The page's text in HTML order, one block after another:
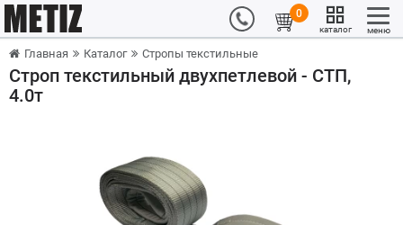
0
каталог меню
Главная Каталог Стропы текстильные
Строп текстильный двухпетлевой - СТП,
4.0т